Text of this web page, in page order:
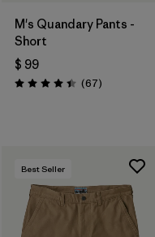
M's Quandary Pants -
Short
$ 99
Valoración: 4.4 / 5
(67Comentarios
)
Best Seller